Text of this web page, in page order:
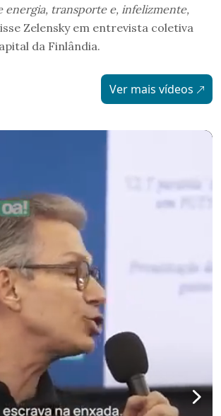
energia, transporte e, infelizmente,
Zelensky em entrevista coletiva
da Finlândia.
Ver mais vídeos